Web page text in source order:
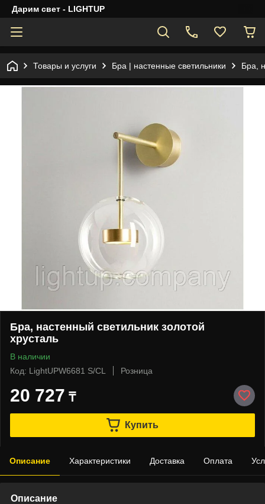
Дарим свет - LIGHTUP
Товары и услуги Бра | настенные светильники Бра,
Бра, настенный светильник золотой
хрусталь
В наличии
Код: LightUPW6681 S/CL
Розница
20 727 ₸
Купить
Описание Характеристики Доставка Оплата
Описание